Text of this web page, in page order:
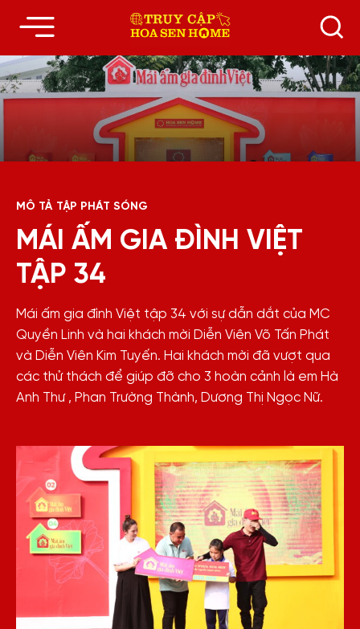
MÔ TẢ TẬP PHÁT SÓNG
MÁI ẤM GIA ĐÌNH VIỆT
TẬP 34
Mái ấm gia đình Việt tập 34 với sự dẫn dắt của MC
Quyền Linh và hai khách mời Diễn Viên Võ Tấn Phát
và Diễn Viên Kim Tuyến. Hai khách mời đã vượt qua
các thử thách để giúp đỡ cho 3 hoàn cảnh là em Hà
Anh Thư , Phan Trường Thành, Dương Thị Ngọc Nữ.